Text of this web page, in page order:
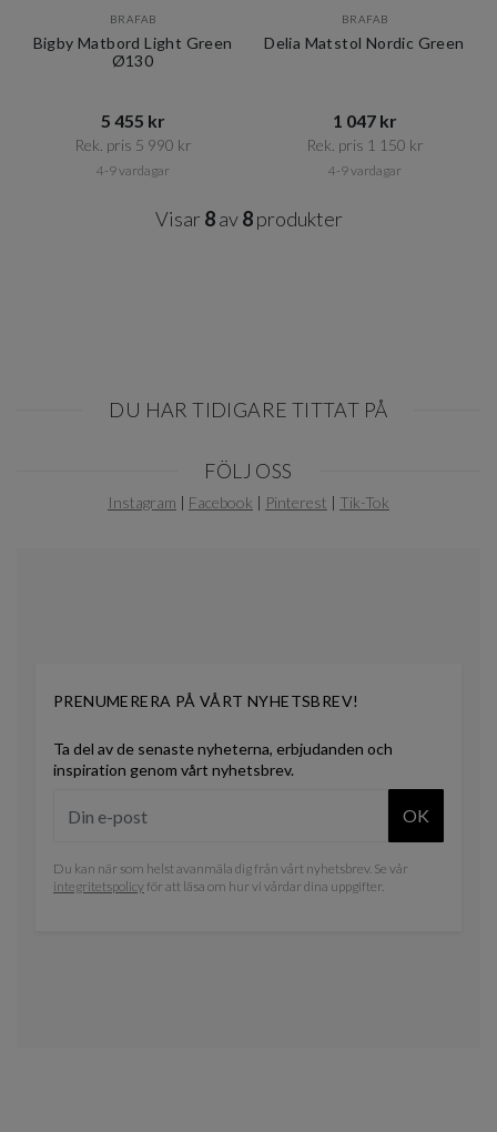
BRAFAB
Bigby Matbord Light Green
Ø130
5 455 kr​​
Rek. pris 5 990 kr​​
4-9 vardagar
BRAFAB
Delia Matstol Nordic Green
1 047 kr​​
Rek. pris 1 150 kr​​
4-9 vardagar
Visar 8av8produkter
DU HAR TIDIGARE TITTAT PÅ
FÖLJ OSS
Instagram | Facebook | Pinterest | Tik-Tok
PRENUMERERA PÅ VÅRT NYHETSBREV!
Ta del av de senaste nyheterna, erbjudanden och
inspiration genom vårt nyhetsbrev.
OK
Du kan när som helst avanmäla dig från vårt nyhetsbrev. Se vår
integritetspolicyför att läsa om hur vi vårdar dina uppgifter.